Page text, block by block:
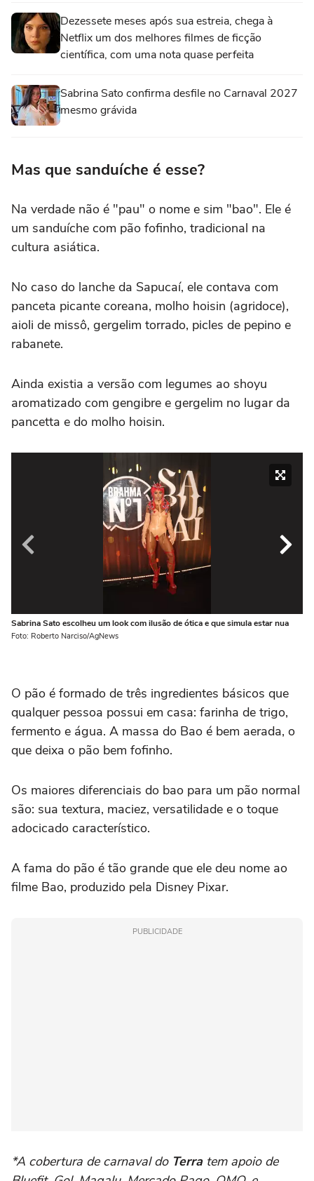
Dezessete meses após sua estreia, chega à
Netflix um dos melhores filmes de ficção
científica, com uma nota quase perfeita
Sabrina Sato confirma desfile no Carnaval 2027
mesmo grávida
Mas que sanduíche é esse?
Na verdade não é "pau" o nome e sim "bao". Ele é
um sanduíche com pão fofinho, tradicional na
cultura asiática.
No caso do lanche da Sapucaí, ele contava com
panceta picante coreana, molho hoisin (agridoce),
aioli de missô, gergelim torrado, picles de pepino e
rabanete.
Ainda existia a versão com legumes ao shoyu
aromatizado com gengibre e gergelim no lugar da
pancetta e do molho hoisin.
Sabrina Sato escolheu um look com ilusão de ótica e que simula estar nua
Foto: Roberto Narciso/AgNews
O pão é formado de três ingredientes básicos que
qualquer pessoa possui em casa: farinha de trigo,
fermento e água. A massa do Bao é bem aerada, o
que deixa o pão bem fofinho.
Os maiores diferenciais do bao para um pão normal
são: sua textura, maciez, versatilidade e o toque
adocicado característico.
A fama do pão é tão grande que ele deu nome ao
filme Bao, produzido pela Disney Pixar.
PUBLICIDADE
*A cobertura de carnaval doTerratem apoio de